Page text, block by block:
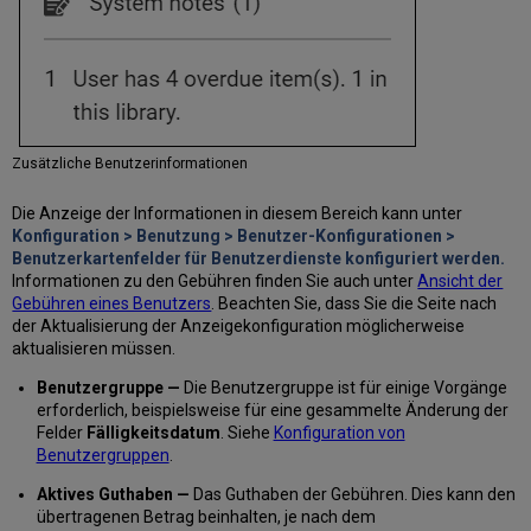
Exemplare
Anzeige
Rückgaben
eines
Anzeige
Rückgabe-
Informationen
Suche
nach
Rückgaben
Filtern
der
zurückgegebener
Exemplare
Sortierung
der
Anzeige
zurückgegebener
Zusätzliche Benutzerinformationen
Die Anzeige der Informationen in diesem Bereich kann unter
Konfiguration > Benutzung > Benutzer-Konfigurationen >
Benutzerkartenfelder für Benutzerdienste konfiguriert werden.
Informationen zu den Gebühren finden Sie auch unterAnsicht der
Gebühren eines Benutzers. Beachten Sie, dass Sie die Seite nach
der Aktualisierung der Anzeigekonfiguration möglicherweise
aktualisieren müssen.
Benutzergruppe — Die Benutzergruppe ist für einige Vorgänge
erforderlich, beispielsweise für eine gesammelte Änderung der
Felder Fälligkeitsdatum. Siehe Konfiguration von
Benutzergruppen.
Aktives Guthaben — Das Guthaben der Gebühren. Dies kann den
übertragenen Betrag beinhalten, je nach dem